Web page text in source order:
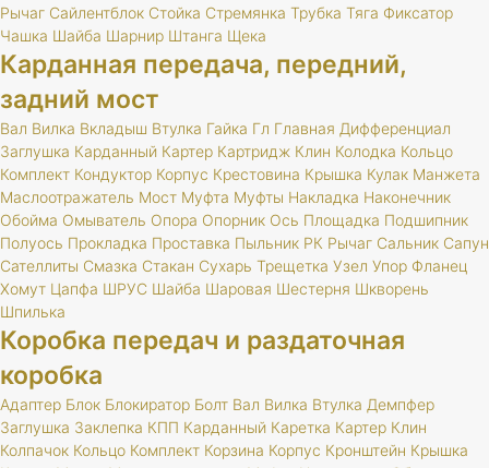
Рычаг Сайлентблок Стойка Стремянка Трубка Тяга Фиксатор
Чашка Шайба Шарнир Штанга Щека
Карданная передача, передний,
задний мост
Вал Вилка Вкладыш Втулка Гайка Гл Главная Дифференциал
Заглушка Карданный Картер Картридж Клин Колодка Кольцо
Комплект Кондуктор Корпус Крестовина Крышка Кулак Манжета
Маслоотражатель Мост Муфта Муфты Накладка Наконечник
Обойма Омыватель Опора Опорник Ось Площадка Подшипник
Полуось Прокладка Проставка Пыльник РК Рычаг Сальник Сапун
Сателлиты Смазка Стакан Сухарь Трещетка Узел Упор Фланец
Хомут Цапфа ШРУС Шайба Шаровая Шестерня Шкворень
Шпилька
Коробка передач и раздаточная
коробка
Адаптер Блок Блокиратор Болт Вал Вилка Втулка Демпфер
Заглушка Заклепка КПП Карданный Каретка Картер Клин
Колпачок Кольцо Комплект Корзина Корпус Кронштейн Крышка